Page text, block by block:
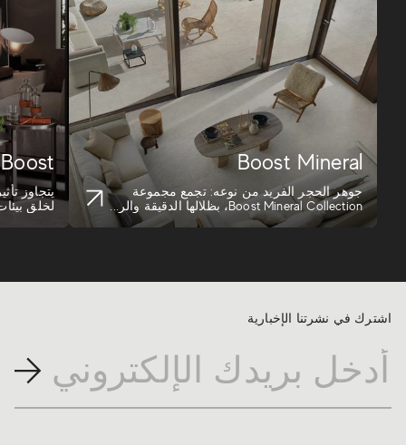
Boost Mineral
جوهر الحجر الفريد من نوعه: تجمع مجموعة
Boost Mineral Collection، بظلالها الدقيقة والر...
Boost
لخلق
اشترك في نشرتنا الإخبارية